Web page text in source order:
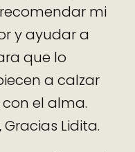
mi
y ayudar a
que lo
a calzar
el alma.
Gracias Lidita.